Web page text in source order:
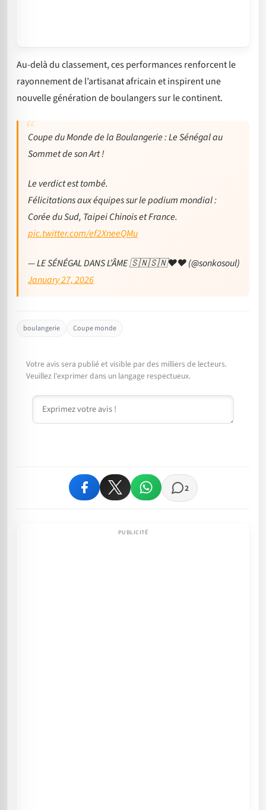
Au-delà du classement, ces performances renforcent le
rayonnement de l’artisanat africain et inspirent une
nouvelle génération de boulangers sur le continent.
Coupe du Monde de la Boulangerie : Le Sénégal au
Sommet de son Art !
Le verdict est tombé.
Félicitations aux équipes sur le podium mondial :
Corée du Sud, Taipei Chinois et France.
pic.twitter.com/ef2XneeQMu
— LE SÉNÉGAL DANS L’ÂME 🇸🇳🇸🇳❤️❤️ (@sonkosoul)
January 27, 2026
boulangerie Coupe monde
Votre avis sera publié et visible par des milliers de lecteurs.
Veuillez l'exprimer dans un langage respectueux.
Commentaire
2